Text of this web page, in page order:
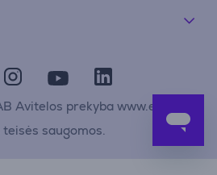
Avitelos prekyba www.elesen.lt
teisės saugomos.